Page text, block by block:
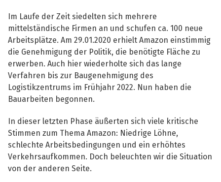
Im Laufe der Zeit siedelten sich mehrere
mittelständische Firmen an und schufen ca. 100 neue
Arbeitsplätze. Am 29.01.2020 erhielt Amazon einstimmig
die Genehmigung der Politik, die benötigte Fläche zu
erwerben. Auch hier wiederholte sich das lange
Verfahren bis zur Baugenehmigung des
Logistikzentrums im Frühjahr 2022. Nun haben die
Bauarbeiten begonnen.
In dieser letzten Phase äußerten sich viele kritische
Stimmen zum Thema Amazon: Niedrige Löhne,
schlechte Arbeitsbedingungen und ein erhöhtes
Verkehrsaufkommen. Doch beleuchten wir die Situation
von der anderen Seite.